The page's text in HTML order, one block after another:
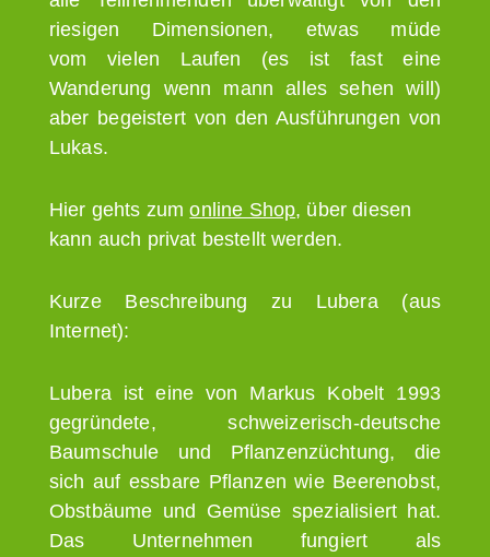
riesigen Dimensionen, etwas müde
vom vielen Laufen (es ist fast eine
Wanderung wenn mann alles sehen will)
aber begeistert von den Ausführungen von
Lukas.
Hier gehts zumonline Shop, über diesen
kann auch privat bestellt werden.
Kurze Beschreibung zu Lubera (aus
Internet):
Lubera ist eine von Markus Kobelt 1993
gegründete, schweizerisch-deutsche
Baumschule und Pflanzenzüchtung, die
sich auf essbare Pflanzen wie Beerenobst,
Obstbäume und Gemüse spezialisiert hat.
Das Unternehmen fungiert als